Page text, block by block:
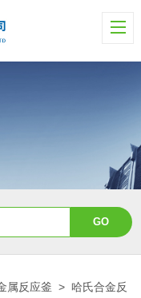
属反应釜 >哈氏合金反